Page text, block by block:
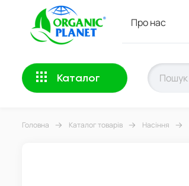
Про нас
Каталог
Головна Каталог товарів Насіння